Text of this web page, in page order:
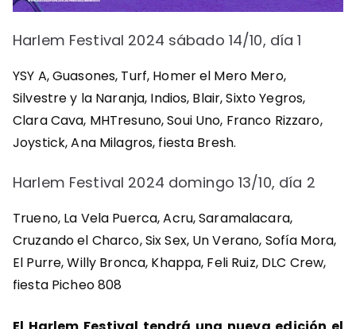
Harlem Festival 2024 sábado 14/10, día 1
YSY A, Guasones, Turf, Homer el Mero Mero,
Silvestre y la Naranja, Indios, Blair, Sixto Yegros,
Clara Cava, MHTresuno, Soui Uno, Franco Rizzaro,
Joystick, Ana Milagros, fiesta Bresh.
Harlem Festival 2024 domingo 13/10, día 2
Trueno, La Vela Puerca, Acru, Saramalacara,
Cruzando el Charco, Six Sex, Un Verano, Sofía Mora,
El Purre, Willy Bronca, Khappa, Feli Ruiz, DLC Crew,
fiesta Picheo 808